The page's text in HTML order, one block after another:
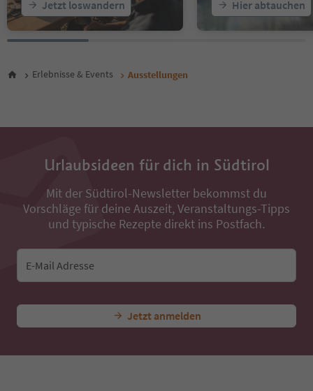
Jetzt loswandern Hier abtauchen
Erlebnisse & Events Ausstellungen
Urlaubsideen für dich in Südtirol
Mit der Südtirol-Newsletter bekommst du
Vorschläge für deine Auszeit, Veranstaltungs-Tipps
und typische Rezepte direkt ins Postfach.
E-Mail Adresse
Jetzt anmelden